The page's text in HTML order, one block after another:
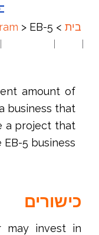
בית >
> EB-5 המשקיעים אשרות כניסה
amount of
business that
a project that
5 business.
כישורים
may invest in